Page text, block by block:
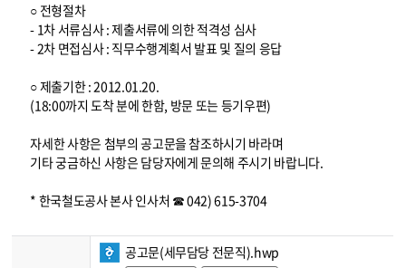
○ 전형절차
- 1차 서류심사 : 제출서류에 의한 적격성 심사
- 2차 면접심사 : 직무수행계획서 발표 및 질의 응답
○ 제출기한 : 2012.01.20.
(18:00까지 도착 분에 한함, 방문 또는 등기우편)
자세한 사항은 첨부의 공고문을 참조하시기 바라며
기타 궁금하신 사항은 담당자에게 문의해 주시기 바랍니다.
* 한국철도공사 본사 인사처 ☎ 042) 615-3704
공고문(세무담당 전문직).hwp